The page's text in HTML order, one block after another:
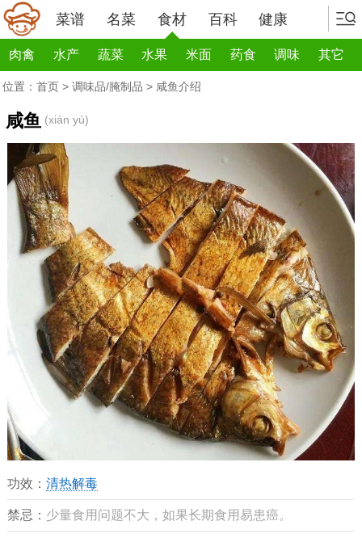
菜谱 名菜 食材 百科 健康
肉禽 水产 蔬菜 水果 米面 药食 调味 其它
位置： 首页 > 调味品/腌制品 > 咸鱼介绍
咸鱼 (xián yú)
功效： 清热解毒
禁忌： 少量食用问题不大，如果长期食用易患癌。